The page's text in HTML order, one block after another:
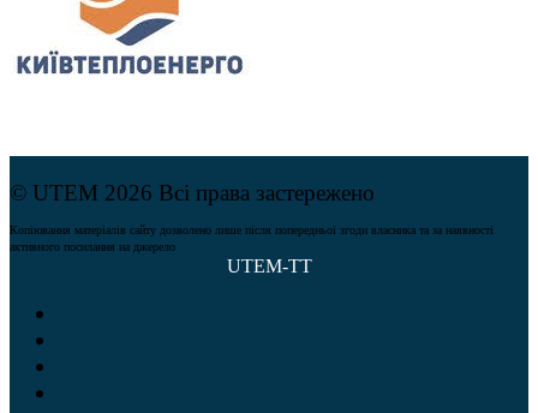
© UTEM 2026 Всі права застережено
Копіювання матеріалів сайту дозволено лише після попередньої згоди власника та за наявності
активного посилання на джерело
UTEM-TT